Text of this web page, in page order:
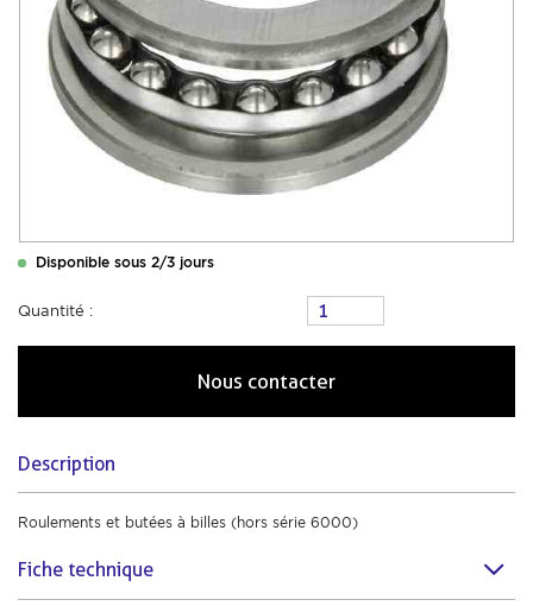
Disponible sous 2/3 jours
Quantité :
Nous contacter
Description
Roulements et butées à billes (hors série 6000)
Fiche technique